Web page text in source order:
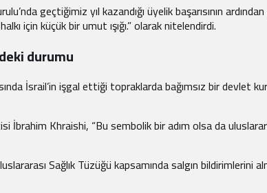
geçtiğimiz yıl kazandığı üyelik başarısının
için küçük bir umut ışığı.” olarak nitelendirdi.
durumu
İsrail’in işgal ettiği topraklarda bağımsız bir devlet
İbrahim Khraishi, “Bu sembolik bir adım olsa da
Sağlık Tüzüğü kapsamında salgın